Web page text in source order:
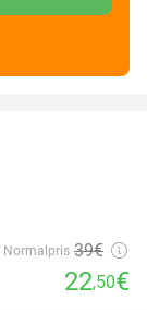
Normalpris 39€
22,50€